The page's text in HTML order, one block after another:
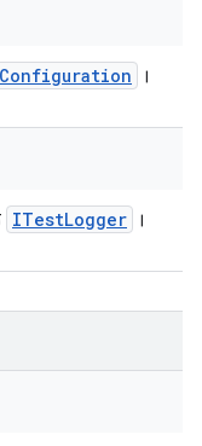
।
ITestLogger ।